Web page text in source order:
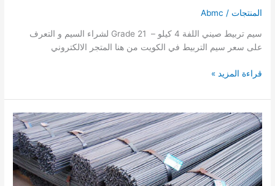
المنتجات /
Abmc
سيم تربيط صيني اللفة 4 كيلو – Grade 21 لشراء السيم و التعرف
على سعر سيم التربيط في الكويت من هنا المتجر الالكتروني
قراءة المزيد »
حديد
تسليح
مجدول
اماراتي